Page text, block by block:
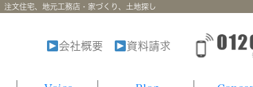
文住宅、地元工務店・家づくり、土地探し
会社概要 資料請求